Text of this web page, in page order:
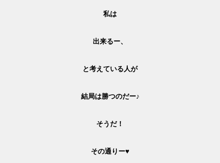
私は
出来るー、
と考えている人が
結局は勝つのだー♪
そうだ！
その通りー♥